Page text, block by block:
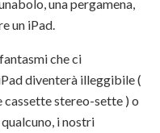
una pergamena,
un iPad.
che ci
diventerà illeggibile (
stereo-sette ) o
i nostri